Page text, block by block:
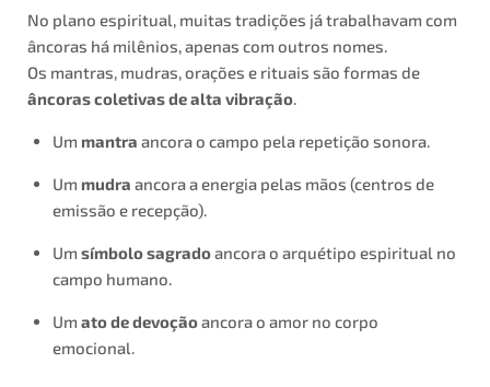
No plano espiritual, muitas tradições já trabalhavam com
âncoras há milênios, apenas com outros nomes.
Os mantras, mudras, orações e rituais são formas de
âncoras coletivas de alta vibração.
Um mantra ancora o campo pela repetição sonora.
Um mudra ancora a energia pelas mãos (centros de
emissão e recepção).
Um símbolo sagradoancora o arquétipo espiritual no
campo humano.
Um ato de devoçãoancora o amor no corpo
emocional.